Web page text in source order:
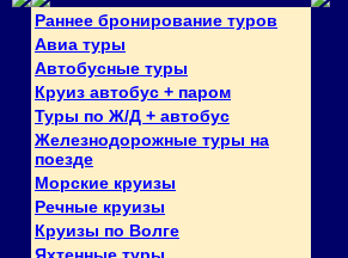
Раннее бронирование туров
Авиа туры
Автобусные туры
Круиз автобус + паром
Туры по Ж/Д + автобус
Железнодорожные туры на
поезде
Морские круизы
Речные круизы
Круизы по Волге